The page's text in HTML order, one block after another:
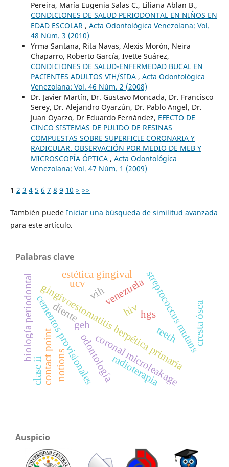
Pereira, María Eugenia Salas C., Liliana Ablan B.,
CONDICIONES DE SALUD PERIODONTAL EN NIÑOS EN
EDAD ESCOLAR , Acta Odontológica Venezolana: Vol.
48 Núm. 3 (2010)
Yrma Santana, Rita Navas, Alexis Morón, Neira
Chaparro, Roberto García, Ivette Suárez,
CONDICIONES DE SALUD-ENFERMEDAD BUCAL EN
PACIENTES ADULTOS VIH/SIDA , Acta Odontológica
Venezolana: Vol. 46 Núm. 2 (2008)
Dr. Javier Martín, Dr. Gustavo Moncada, Dr. Francisco
Serey, Dr. Alejandro Oyarzún, Dr. Pablo Angel, Dr.
Juan Oyarzo, Dr Eduardo Fernández, EFECTO DE
CINCO SISTEMAS DE PULIDO DE RESINAS
COMPUESTAS SOBRE SUPERFICIE CORONARIA Y
RADICULAR. OBSERVACIÓN POR MEDIO DE MEB Y
MICROSCOPÍA ÓPTICA , Acta Odontológica
Venezolana: Vol. 47 Núm. 1 (2009)
1 2 3 4 5 6 7 8 9 10 > >>
También puede Iniciar una búsqueda de similitud avanzada
para este artículo.
Palabras clave
gingivoestomatitis herpética primaria
geh
hgs
streptococcus mutans
cementos provisionalescoronal microleakage
odontología
venezuela
ucv
estética gingival
biología periodontal diente cresta ósea
teeth
contact point radioterapia
vih
hiv
notions
clase ii
Auspicio